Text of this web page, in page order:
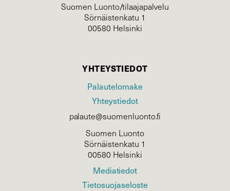
Suomen Luonto/tilaajapalvelu
Sörnäistenkatu 1
00580 Helsinki
YHTEYSTIEDOT
Palautelomake
Yhteystiedot
palaute@suomenluonto.fi
Suomen Luonto
Sörnäistenkatu 1
00580 Helsinki
Mediatiedot
Tietosuojaseloste